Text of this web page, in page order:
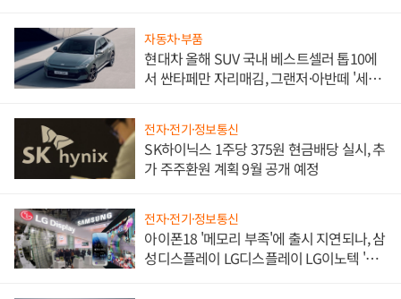
자동차·부품
현대차 올해 SUV 국내 베스트셀러 톱10에
서 싼타페만 자리매김, 그랜저·아반떼 '세단
전자·전기·정보통신
SK하이닉스 1주당 375원 현금배당 실시, 추
가 주주환원 계획 9월 공개 예정
전자·전기·정보통신
아이폰18 '메모리 부족'에 출시 지연되나, 삼
성디스플레이 LG디스플레이 LG이노텍 '탈